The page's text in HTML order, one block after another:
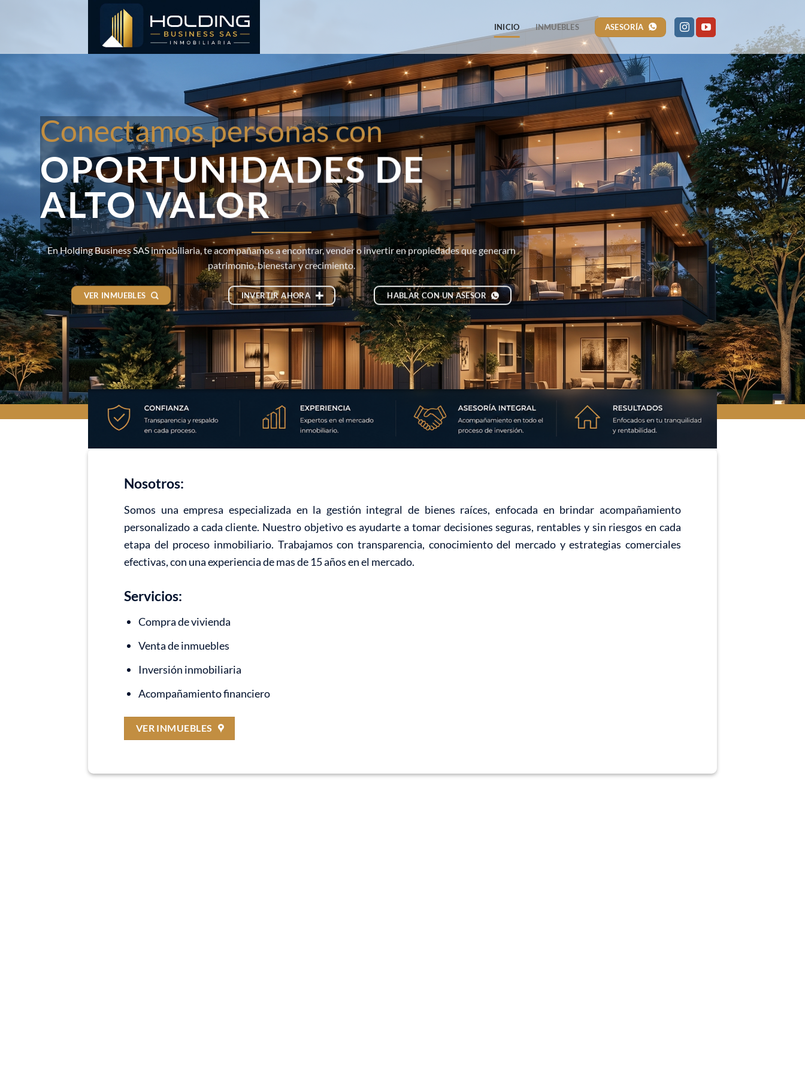
INICIO INMUEBLES ASESORÍA
Conectamos personas con
OPORTUNIDADES DE
ALTO VALOR
En Holding Business SAS inmobiliaria, te acompañamos a encontrar, vender o invertir en propiedades que generarn
patrimonio, bienestar y crecimiento.
VER INMUEBLES INVERTIR AHORA HABLAR CON UN ASESOR
Nosotros:
Somos una empresa especializada en la gestión integral de bienes raíces, enfocada en brindar acompañamiento
personalizado a cada cliente. Nuestro objetivo es ayudarte a tomar decisiones seguras, rentables y sin riesgos en cada
etapa del proceso inmobiliario. Trabajamos con transparencia, conocimiento del mercado y estrategias comerciales
efectivas, con una experiencia de mas de 15 años en el mercado.
Servicios:
Compra de vivienda
Venta de inmuebles
Inversión inmobiliaria
Acompañamiento financiero
VER INMUEBLES